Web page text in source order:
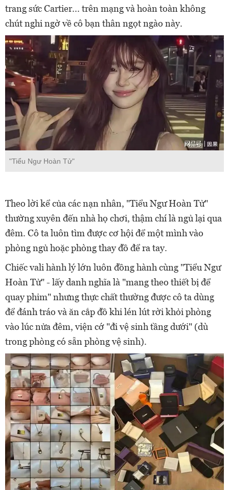
trang sức Cartier... trên mạng và hoàn toàn không
chút nghi ngờ về cô bạn thân ngọt ngào này.
"Tiểu Ngư Hoàn Tử"
Theo lời kể của các nạn nhân, "Tiểu Ngư Hoàn Tử"
thường xuyên đến nhà họ chơi, thậm chí là ngủ lại qua
đêm. Cô ta luôn tìm được cơ hội để một mình vào
phòng ngủ hoặc phòng thay đồ để ra tay.
Chiếc vali hành lý lớn luôn đồng hành cùng "Tiểu Ngư
Hoàn Tử" - lấy danh nghĩa là "mang theo thiết bị để
quay phim" nhưng thực chất thường được cô ta dùng
để đánh tráo và ăn cắp đồ khi lén lút rời khỏi phòng
vào lúc nửa đêm, viện cớ "đi vệ sinh tầng dưới" (dù
trong phòng có sẵn phòng vệ sinh).